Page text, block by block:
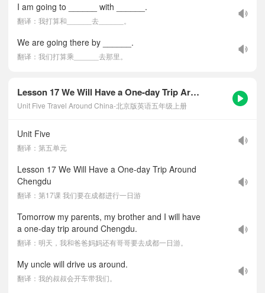
I am going to ______ with ______.
翻译：我打算和______去______。
We are going there by ______.
翻译：我们打算乘______去那里。
Lesson 17 We Will Have a One-day Trip Around Chengdu-课文听力音频
Unit Five Travel Around China-北京版英语五年级上册
Unit Five
翻译：第五单元
Lesson 17 We Will Have a One-day Trip Around
Chengdu
翻译：第17课 我们要在成都进行一日游
Tomorrow my parents, my brother and I will have
a one-day trip around Chengdu.
翻译：明天，我和爸爸妈妈还有哥哥要去成都一日游。
My uncle will drive us around.
翻译：我的叔叔会开车带我们。